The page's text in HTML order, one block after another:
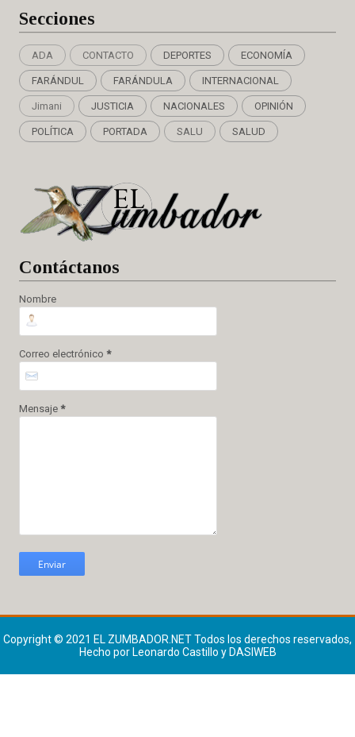
Secciones
ADA CONTACTO DEPORTES ECONOMÍA
FARÁNDUL FARÁNDULA INTERNACIONAL
Jimani JUSTICIA NACIONALES OPINIÓN
POLÍTICA PORTADA SALU SALUD
Contáctanos
Nombre
Correo electrónico *
Mensaje *
Copyright © 2021 EL ZUMBADOR.NETTodos los derechos reservados,
Hecho por Leonardo Castillo y DASIWEB